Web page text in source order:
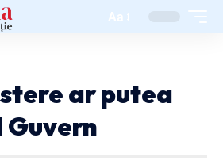
Aa
ar putea
Guvern